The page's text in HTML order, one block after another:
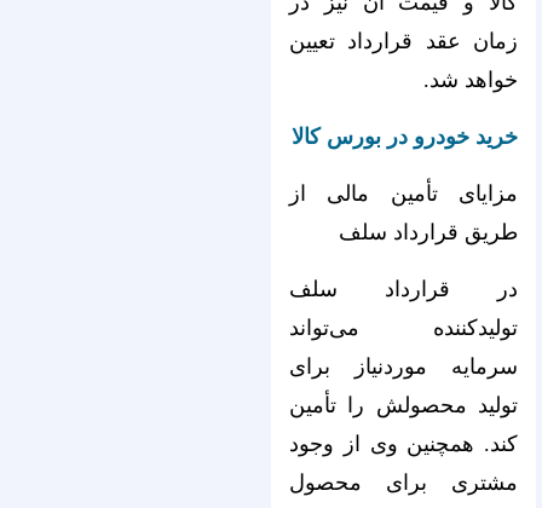
زمان عقد قرارداد تعیین
خواهد شد.
خرید خودرو در بورس کالا
مزایای تأمین مالی از
طریق قرارداد سلف
در قرارداد سلف
تولیدکننده می‌تواند
سرمایه موردنیاز برای
تولید محصولش را تأمین
کند. همچنین وی از وجود
مشتری برای محصول